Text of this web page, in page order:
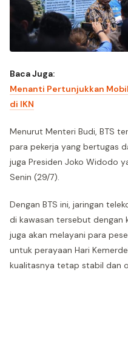
Baca Juga:
Menanti Pertunjukkan
di IKN
Menurut Menteri Budi, BTS
para pekerja yang bertugas
juga Presiden Joko Widodo
Senin (29/7).
Dengan BTS ini, jaringan
di kawasan tersebut dengan
juga akan melayani para
untuk perayaan Hari
kualitasnya tetap stabil dan